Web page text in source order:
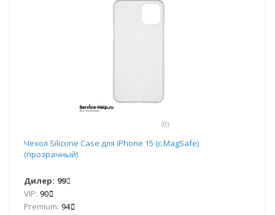
(0)
Чехол Silicone Case для iPhone 15 (с MagSafe)
(прозрачный)
Дилер: 99
VIP: 90
Premium: 94